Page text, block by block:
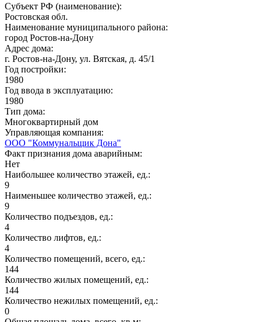
Субъект РФ (наименование):
Ростовская обл.
Наименование муниципального района:
город Ростов-на-Дону
Адрес дома:
г. Ростов-на-Дону, ул. Вятская, д. 45/1
Год постройки:
1980
Год ввода в эксплуатацию:
1980
Тип дома:
Многоквартирный дом
Управляющая компания:
ООО "Коммунальщик Дона"
Факт признания дома аварийным:
Нет
Наибольшее количество этажей, ед.:
9
Наименьшее количество этажей, ед.:
9
Количество подъездов, ед.:
4
Количество лифтов, ед.:
4
Количество помещений, всего, ед.:
144
Количество жилых помещений, ед.:
144
Количество нежилых помещений, ед.:
0